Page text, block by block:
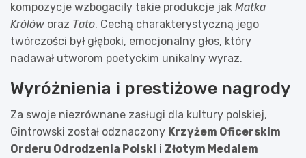
kompozycje wzbogaciły takie produkcje jak Matka
Królów oraz Tato. Cechą charakterystyczną jego
twórczości był głęboki, emocjonalny głos, który
nadawał utworom poetyckim unikalny wyraz.
Wyróżnienia i prestiżowe nagrody
Za swoje niezrównane zasługi dla kultury polskiej,
Gintrowski został odznaczony Krzyżem Oficerskim
Orderu Odrodzenia Polski i Złotym Medalem